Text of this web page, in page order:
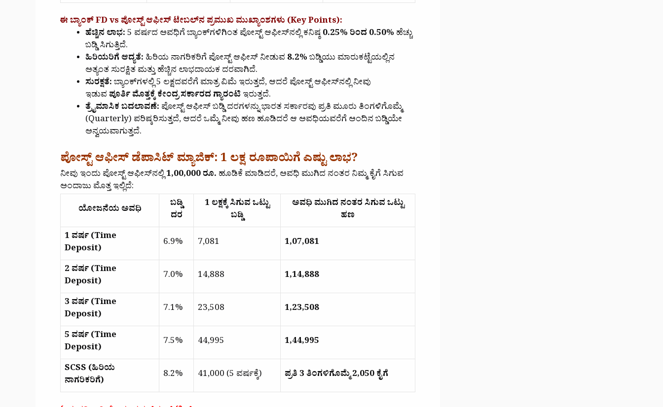
ಈಬ್ಯಾಂಕ್ FD vs ಪೋಸ್ಟ್ ಆಫೀಸ್‌ಟೇಬಲ್‌ನ ಪ್ರಮುಖ ಮುಖ್ಯಾಂಶಗಳು (Key Points):
ಹೆಚ್ಚಿನ ಲಾಭ:5 ವರ್ಷದ ಅವಧಿಗೆ ಬ್ಯಾಂಕ್‌ಗಳಿಗಿಂತ ಪೋಸ್ಟ್ ಆಫೀಸ್‌ನಲ್ಲಿ ಕನಿಷ್ಠ0.25% ರಿಂದ 0.50% ಹೆಚ್ಚು
ಬಡ್ಡಿ ಸಿಗುತ್ತಿದೆ.
ಹಿರಿಯರಿಗೆ ಆದ್ಯತೆ: ಹಿರಿಯ ನಾಗರಿಕರಿಗೆ ಪೋಸ್ಟ್ ಆಫೀಸ್ ನೀಡುವ 8.2%ಬಡ್ಡಿಯು ಮಾರುಕಟ್ಟೆಯಲ್ಲಿನ
ಅತ್ಯಂತ ಸುರಕ್ಷಿತ ಮತ್ತು ಹೆಚ್ಚಿನ ಲಾಭದಾಯಕ ದರವಾಗಿದೆ.
ಸುರಕ್ಷತೆ:ಬ್ಯಾಂಕ್‌ಗಳಲ್ಲಿ 5 ಲಕ್ಷದವರೆಗೆ ಮಾತ್ರ ವಿಮೆ ಇರುತ್ತದೆ, ಆದರೆ ಪೋಸ್ಟ್ ಆಫೀಸ್‌ನಲ್ಲಿ ನೀವು
ಇಡುವ ಪೂರ್ತಿ ಮೊತ್ತಕ್ಕೆ ಕೇಂದ್ರ ಸರ್ಕಾರದ ಗ್ಯಾರಂಟಿ ಇರುತ್ತದೆ.
ತ್ರೈಮಾಸಿಕ ಬದಲಾವಣೆ: ಪೋಸ್ಟ್ ಆಫೀಸ್ ಬಡ್ಡಿ ದರಗಳನ್ನು ಭಾರತ ಸರ್ಕಾರವು ಪ್ರತಿ ಮೂರು ತಿಂಗಳಿಗೊಮ್ಮೆ
(Quarterly) ಪರಿಷ್ಕರಿಸುತ್ತದೆ, ಆದರೆ ಒಮ್ಮೆ ನೀವು ಹಣ ಹೂಡಿದರೆ ಆ ಅವಧಿಯವರೆಗೆ ಅಂದಿನ ಬಡ್ಡಿಯೇ
ಅನ್ವಯವಾಗುತ್ತದೆ.
ಪೋಸ್ಟ್ ಆಫೀಸ್ ಡೆಪಾಸಿಟ್ ಮ್ಯಾಜಿಕ್: 1 ಲಕ್ಷ ರೂಪಾಯಿಗೆ ಎಷ್ಟು ಲಾಭ?
ನೀವು ಇಂದು ಪೋಸ್ಟ್ ಆಫೀಸ್‌ನಲ್ಲಿ1,00,000 ರೂ. ಹೂಡಿಕೆ ಮಾಡಿದರೆ, ಅವಧಿ ಮುಗಿದ ನಂತರ ನಿಮ್ಮ ಕೈಗೆ ಸಿಗುವ
ಅಂದಾಜು ಮೊತ್ತ ಇಲ್ಲಿದೆ:
ಯೋಜನೆಯ ಅವಧಿ
ಬಡ್ಡಿ
ದರ
1 ಲಕ್ಷಕ್ಕೆ ಸಿಗುವ ಒಟ್ಟು
ಬಡ್ಡಿ
ಅವಧಿ ಮುಗಿದ ನಂತರ ಸಿಗುವ ಒಟ್ಟು
ಹಣ
1 ವರ್ಷ (Time
Deposit)
6.9% ₹7,081 ₹1,07,081
2 ವರ್ಷ (Time
Deposit)
7.0% ₹14,888 ₹1,14,888
3 ವರ್ಷ (Time
Deposit)
7.1% ₹23,508 ₹1,23,508
5 ವರ್ಷ (Time
Deposit)
7.5% ₹44,995 ₹1,44,995
SCSS (ಹಿರಿಯ
ನಾಗರಿಕರಿಗೆ)
8.2% ₹41,000 (5 ವರ್ಷಕ್ಕೆ) ಪ್ರತಿ 3 ತಿಂಗಳಿಗೊಮ್ಮೆ ₹2,050 ಕೈಗೆ